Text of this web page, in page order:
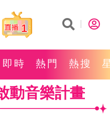
1
即時 熱門 熱搜
動音樂計畫